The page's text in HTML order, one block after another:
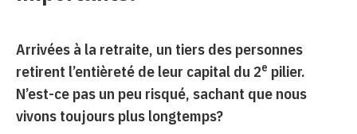
Arrivées à la retraite, un tiers des personnes
retirent l’entièreté de leur capital du 2e pilier.
N’est-ce pas un peu risqué, sachant que nous
vivons toujours plus longtemps?